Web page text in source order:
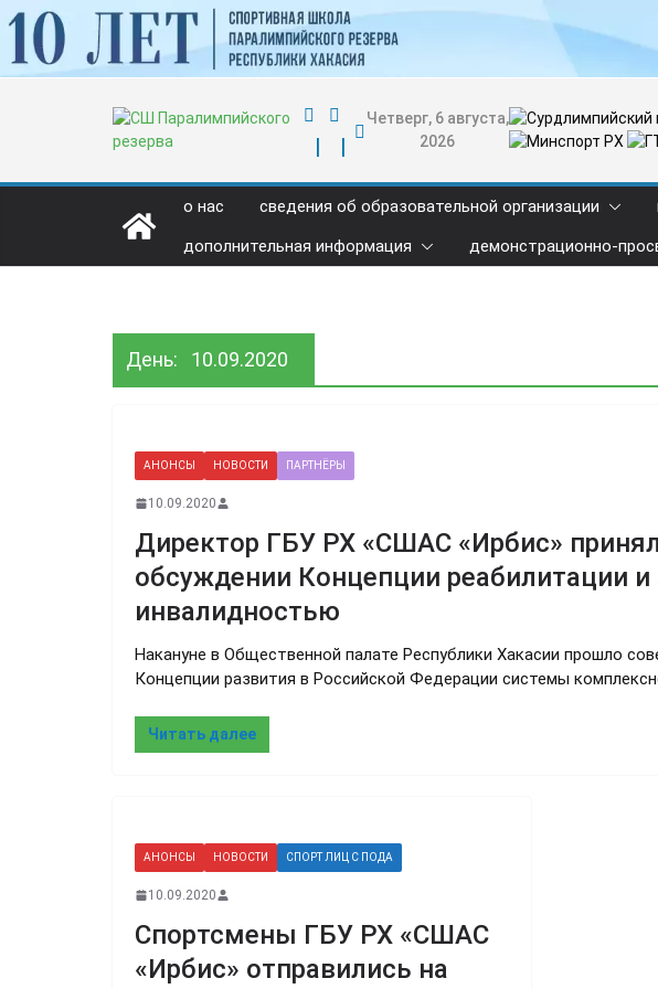
Перейти
содержимому
Четверг, 6 августа,
2026
о нас сведения об образовательной организации
дополнительная информация
демонстрационно-
День: 10.09.2020
АНОНСЫ НОВОСТИ ПАРТНЁРЫ
10.09.2020
Директор ГБУ РХ «СШАС «Ирбис»
обсуждении Концепции реабилитации и
инвалидностью
Накануне в Общественной палате Республики Хакасии прошло
Концепции развития в Российской Федерации системы
Читать далее
АНОНСЫ НОВОСТИ СПОРТ ЛИЦ С ПОДА
10.09.2020
Спортсмены ГБУ РХ «СШАС
«Ирбис» отправились на